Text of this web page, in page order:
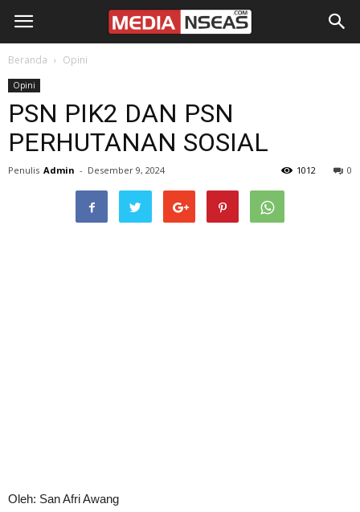
Beranda Opini
Opini
PSN PIK2 DAN PSN
PERHUTANAN SOSIAL
Penulis Admin - Desember 9, 2024 0
1012
Oleh: San Afri Awang